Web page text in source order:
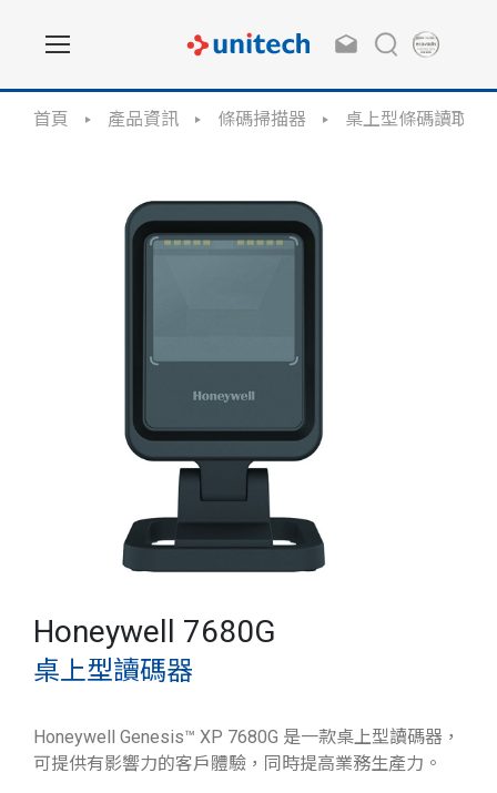
首頁 產品資訊 條碼掃描器 桌上型條碼讀取器
Honeywell 7680G
桌上型讀碼器
Honeywell Genesis™ XP 7680G 是一款桌上型讀碼器，
可提供有影響力的客戶體驗，同時提高業務生產力。